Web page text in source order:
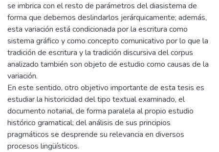
se imbrica con el resto de parámetros del diasistema de
forma que debemos deslindarlos jerárquicamente; además,
esta variación está condicionada por la escritura como
sistema gráfico y como concepto comunicativo por lo que la
tradición de escritura y la tradición discursiva del corpus
analizado también son objeto de estudio como causas de la
variación.
En este sentido, otro objetivo importante de esta tesis es
estudiar la historicidad del tipo textual examinado, el
documento notarial, de forma paralela al propio estudio
histórico gramatical; del análisis de sus principios
pragmáticos se desprende su relevancia en diversos
procesos lingüísticos.